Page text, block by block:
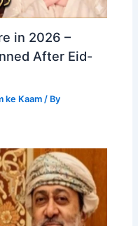
in 2026 –
After Eid-
ke Kaam/ By